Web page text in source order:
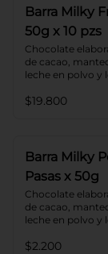
Barra Milky
50g x 10 pzs
Chocolate
de cacao,
leche en polvo y
$19.800
Barra Milky
Pasas x 50g
Chocolate
de cacao,
leche en polvo y
Porcentaje de
$2.200